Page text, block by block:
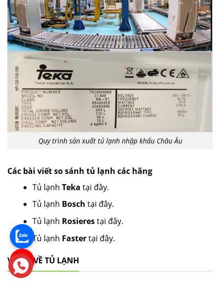
Quy trình sản xuất tủ lạnh nhập khẩu Châu Âu
Các bài viết so sánh tủ lạnh các hãng
Tủ lạnh Teka tại đây.
Tủ lạnh Bosch tại đây.
Tủ lạnh Rosierestại đây.
Tủ lạnh Fastertại đây.
VIDEO VỀ TỦ LẠNH